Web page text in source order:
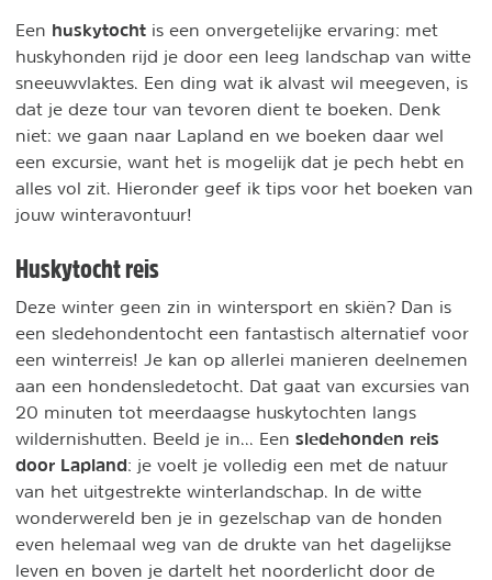
Een huskytocht is een onvergetelijke ervaring: met
huskyhonden rijd je door een leeg landschap van witte
sneeuwvlaktes. Een ding wat ik alvast wil meegeven, is
dat je deze tour van tevoren dient te boeken. Denk
niet: we gaan naar Lapland en we boeken daar wel
een excursie, want het is mogelijk dat je pech hebt en
alles vol zit. Hieronder geef ik tips voor het boeken van
jouw winteravontuur!
Huskytocht reis
Deze winter geen zin in wintersport en skiën? Dan is
een sledehondentocht een fantastisch alternatief voor
een winterreis! Je kan op allerlei manieren deelnemen
aan een hondensledetocht. Dat gaat van excursies van
20 minuten tot meerdaagse huskytochten langs
wildernishutten. Beeld je in... Een sledehonden reis
door Lapland: je voelt je volledig een met de natuur
van het uitgestrekte winterlandschap. In de witte
wonderwereld ben je in gezelschap van de honden
even helemaal weg van de drukte van het dagelijkse
leven en boven je dartelt het noorderlicht door de